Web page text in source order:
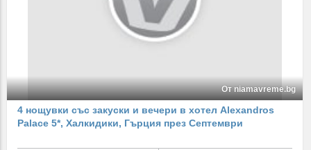
От niamavreme.bg
4 нощувки със закуски и вечери в хотел Alexandros
Palace 5*, Халкидики, Гърция през Септември